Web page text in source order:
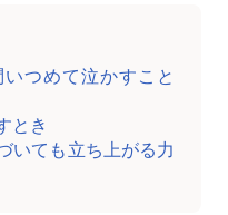
つめて泣かすこと
とき
いても立ち上がる力